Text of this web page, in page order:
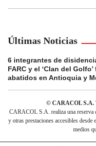
Últimas Noticias
6 integrantes de
FARC y el ‘Clan del
abatidos en Antioquia y
© CARACOL S.A.
CARACOL S.A. realiza una reserva
y otras prestaciones accesibles
medios